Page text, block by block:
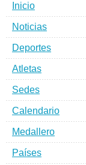
Inicio
Noticias
Deportes
Atletas
Sedes
Calendario
Medallero
Países